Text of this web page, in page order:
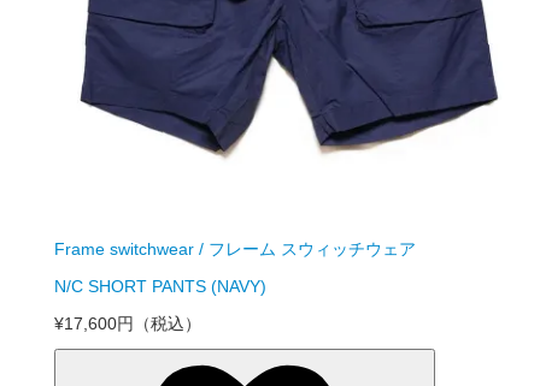
Frame switchwear / フレーム スウィッチウェア
N/C SHORT PANTS (NAVY)
¥17,600円
（税込）